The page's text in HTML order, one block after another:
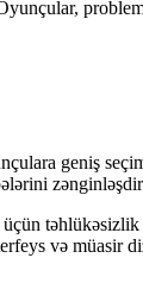
geniş
və müasir